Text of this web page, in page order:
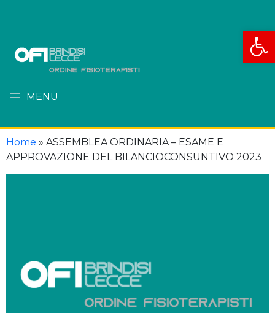
Apri
MENU
Home » ASSEMBLEA ORDINARIA – ESAME E
APPROVAZIONE DEL BILANCIOCONSUNTIVO 2023